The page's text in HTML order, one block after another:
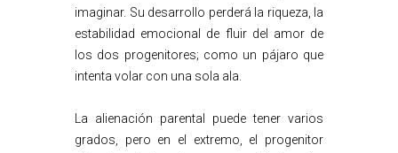
imaginar. Su desarrollo perderá la riqueza, la
estabilidad emocional de fluir del amor de
los dos progenitores; como un pájaro que
intenta volar con una sola ala.
La alienación parental puede tener varios
grados, pero en el extremo, el progenitor